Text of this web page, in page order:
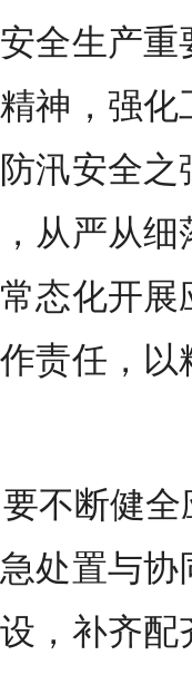
全生产
神，强
汛安全
从严从
态化开
责任，
不断健
处置与
，补齐